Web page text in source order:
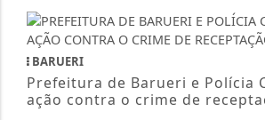
BARUERI
Prefeitura de Barueri e Polícia
ação contra o crime de